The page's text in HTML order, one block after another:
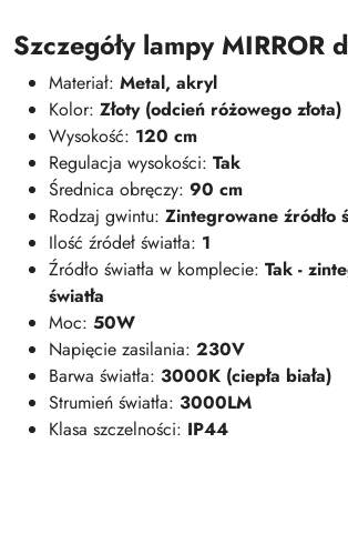
Szczegóły lampy MIRROR
Materiał: Metal, akryl
Kolor: Złoty (odcień różowego złota)
Wysokość: 120 cm
Regulacja wysokości: Tak
Średnica obręczy: 90 cm
Rodzaj gwintu: Zintegrowane źródło
Ilość źródeł światła: 1
Źródło światła w komplecie: Tak -
światła
Moc: 50W
Napięcie zasilania: 230V
Barwa światła: 3000K (ciepła biała)
Strumień światła: 3000LM
Klasa szczelności: IP44